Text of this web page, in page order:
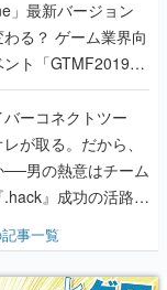
」最新バージョン
る？ ゲーム業界向
ト「GTMF2019」
めよう【PR】
バーコネクトツー
が取る。だから、
男の熱意はチーム
』成功の活路を
た【若ゲのいた
事一覧